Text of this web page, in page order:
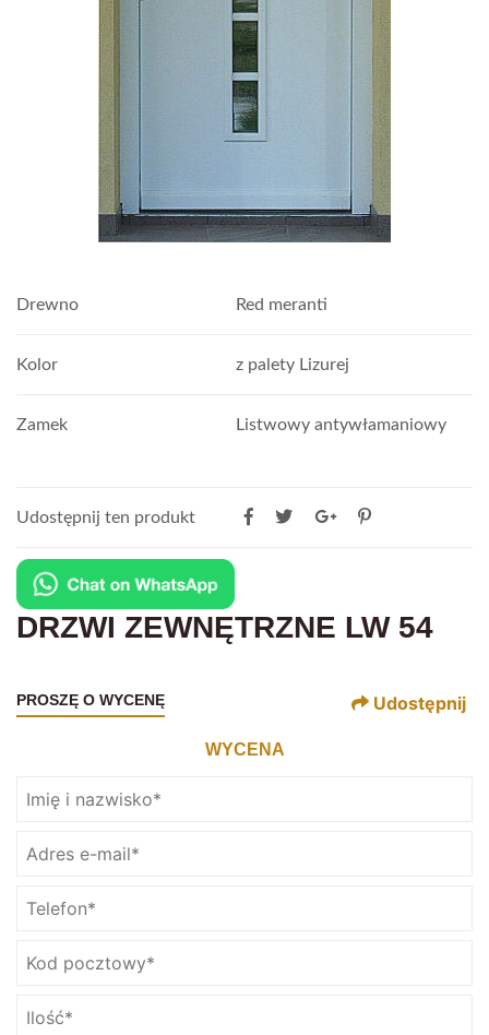
Drewno Red meranti
Kolor z palety Lizurej
Zamek Listwowy antywłamaniowy
Udostępnij ten produkt
DRZWI ZEWNĘTRZNE LW 54
PROSZĘ O WYCENĘ Udostępnij
WYCENA